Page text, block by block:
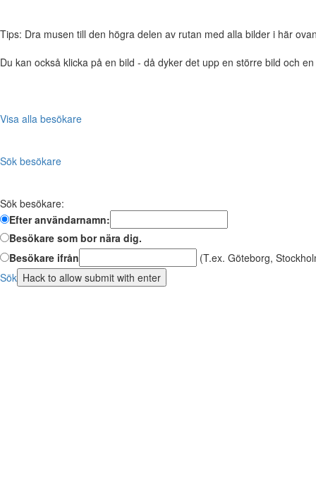
Tips: Dra musen till den högra delen av rutan med alla bilder i här
Du kan också klicka på en bild - då dyker det upp en större bild och
Visa alla besökare
Sök besökare
Sök besökare:
Efter användarnamn:
Besökare som bor nära dig.
Besökare ifrån
(T.ex. Göteborg,
Sök